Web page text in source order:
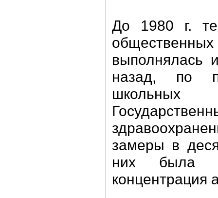
До 1980 г.
выполнялась
назад, по
замеры в
них была
концентрация